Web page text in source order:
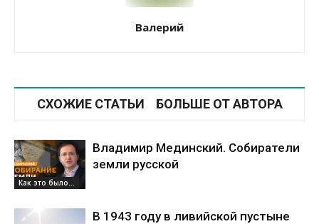
Валерий
СХОЖИЕ СТАТЬИ БОЛЬШЕ ОТ АВТОРА
Как это было...
Владимир Мединский. Собиратели
земли русской
В 1943 году в ливийской пустыне